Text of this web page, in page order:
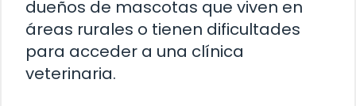
dueños de mascotas que viven en
áreas rurales o tienen dificultades
para acceder a una clínica
veterinaria.